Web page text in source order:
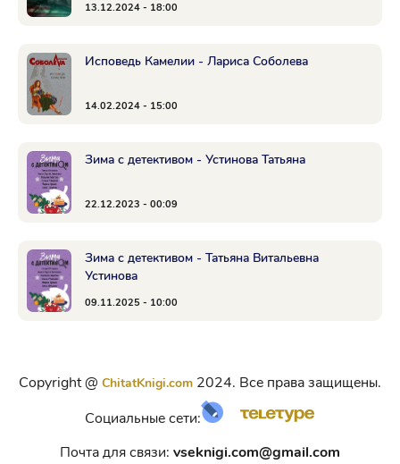
13.12.2024 - 18:00
Исповедь Камелии - Лариса Соболева
14.02.2024 - 15:00
Зима с детективом - Устинова Татьяна
22.12.2023 - 00:09
Зима с детективом - Татьяна Витальевна
Устинова
09.11.2025 - 10:00
Copyright @ ChitatKnigi.com 2024. Все права защищены.
Социальные сети:
Почта для связи: vseknigi.com@gmail.com